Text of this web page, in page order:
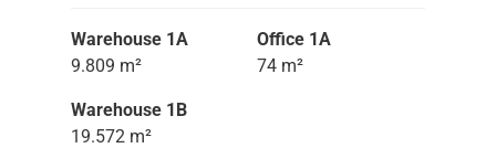
Warehouse 1A
9.809 m²
Office 1A
74 m²
Warehouse 1B
19.572 m²